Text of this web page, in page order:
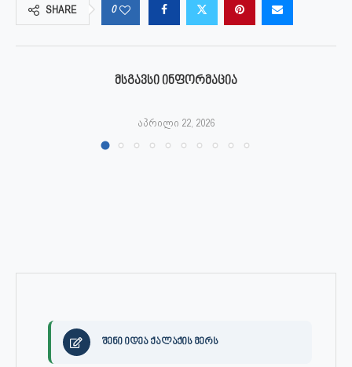
SHARE 0
ᲛᲡᲒᲐᲕᲡᲘ ᲘᲜᲤᲝᲠᲛᲐᲪᲘᲐ
აპრილი 22, 2026
შენი იდეა ქალაქის მერს